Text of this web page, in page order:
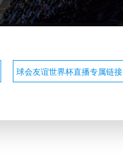
球会友谊世界杯直播专属链接